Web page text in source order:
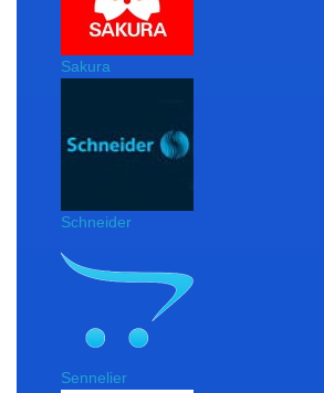
Sakura
Schneider
Sennelier